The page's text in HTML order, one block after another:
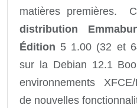
matières premières.
distribution
Édition 5 1.00 (32 et
sur la Debian 12.1
environnements
de nouvelles